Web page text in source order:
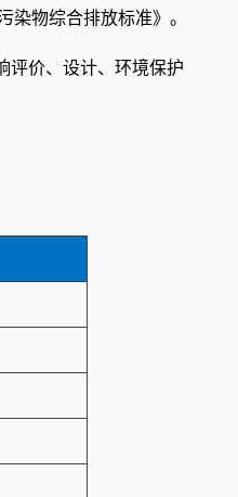
物综合排放标准》。
评价、设计、环境保护